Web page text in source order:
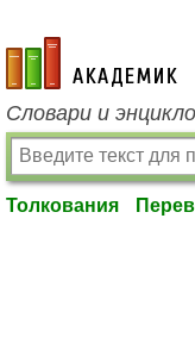
academic.ru
Словари и
Толкования